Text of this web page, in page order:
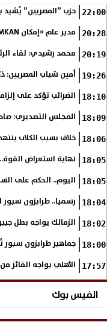
22:00 حزب ”المصريين” يُشيد
20:28 مدير عام «إمكان IMKAN»: الكوادر الوطنية المؤهلة هي الثروة الحقيقية لمستقبل التنمية في مصر
20:19 محمد رشيدي: لقاء
19:26 أمين شباب المصريين:
18:10 الضرائب تؤكد على
18:09 المجلس التصديري: صادرات
18:06 خلاف بسبب الكلاب
18:05 نهاية استعراض
18:05 اليوم.. الحكم على
18:04 رسميا.. طرابزون سبور
18:02 الزمالك يواجه بطل
18:00 جماهير طرابزون
17:57 الأهلي يواجه الفائز
الفيس بوك